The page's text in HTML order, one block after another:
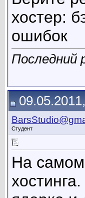
хостер:
ошибок
Последний
Студент
На самом